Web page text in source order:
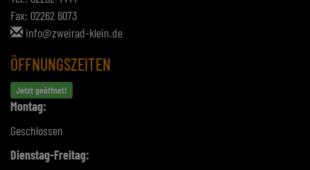
Fax: 02262 6073
info@zweirad-klein.de
ÖFFNUNGSZEITEN
Jetzt geöffnet!
Montag:
Geschlossen
Dienstag-Freitag: